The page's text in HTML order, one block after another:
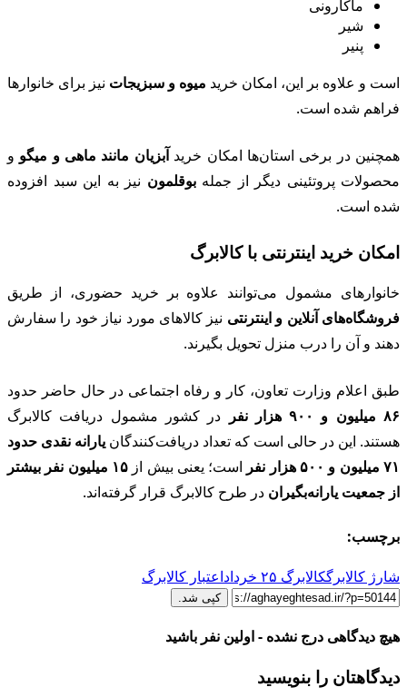
ماکارونی
شیر
پنیر
است و علاوه بر این، امکان خرید میوه و سبزیجات نیز برای خانوارها
فراهم شده است.
همچنین در برخی استان‌ها امکان خریدآبزیان مانند ماهی و میگو و
محصولات پروتئینی دیگر از جملهبوقلمون نیز به این سبد افزوده
شده است.
امکان خرید اینترنتی با کالابرگ
خانوارهای مشمول می‌توانند علاوه بر خرید حضوری، از طریق
فروشگاه‌های آنلاین و اینترنتی نیز کالاهای مورد نیاز خود را سفارش
دهند و آن را درب منزل تحویل بگیرند.
طبق اعلام وزارت تعاون، کار و رفاه اجتماعی در حال حاضر حدود
۸۶ میلیون و ۹۰۰ هزار نفر
در کشور مشمول دریافت کالابرگ
هستند. این در حالی است که تعداد دریافت‌کنندگان یارانه نقدی حدود
۷۱ میلیون و ۵۰۰ هزار نفر
است؛ یعنی بیش از
۱۵ میلیون نفر بیشتر
از جمعیت یارانه‌بگیران در طرح کالابرگ قرار گرفته‌اند.
برچسب:
شارژ کالابرگکالابرگ ۲۵ خرداد اعتبار کالابرگ
کپی شد.
هیچ دیدگاهی درج نشده - اولین نفر باشید
دیدگاهتان را بنویسید